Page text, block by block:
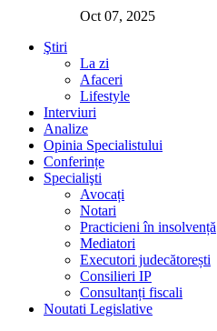
Oct 07, 2025
Ştiri
La zi
Afaceri
Lifestyle
Interviuri
Analize
Opinia Specialistului
Conferințe
Specialişti
Avocați
Notari
Practicieni în insolvență
Mediatori
Executori judecătorești
Consilieri IP
Consultanți fiscali
Noutati Legislative